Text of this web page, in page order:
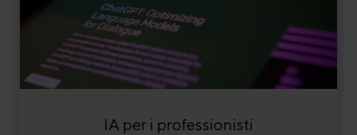
IA per i professionisti